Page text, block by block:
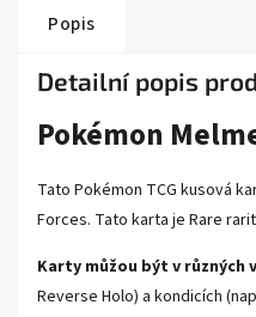
Popis
Detailní popis
Pokémon
Tato Pokémon TCG kusová
Forces. Tato karta je Rare
Karty můžou být v různých
Reverse Holo) a kondicích